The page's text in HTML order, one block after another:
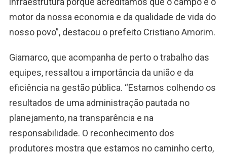
motor da nossa economia e da qualidade de vida do
nosso povo”, destacou o prefeito Cristiano Amorim.
Giamarco, que acompanha de perto o trabalho das
equipes, ressaltou a importância da união e da
eficiência na gestão pública. “Estamos colhendo os
resultados de uma administração pautada no
planejamento, na transparência e na
responsabilidade. O reconhecimento dos
produtores mostra que estamos no caminho certo,